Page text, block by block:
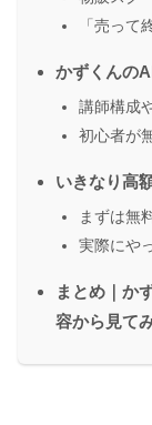
「売っ
かずくんの
講師構成
初心者が
いきなり高
まずは無
実際にや
まとめ｜か
容から見て